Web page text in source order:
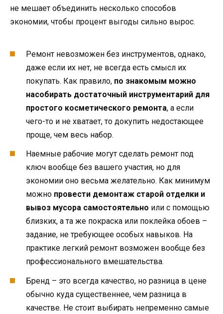
не мешает объединить несколько способов
экономии, чтобы процент выгоды сильно вырос.
Ремонт невозможен без инструментов, однако,
даже если их нет, не всегда есть смысл их
покупать. Как правило, по знакомым можно
насобирать достаточный инструментарий для
простого косметического ремонта, а если
чего-то и не хватает, то докупить недостающее
проще, чем весь набор.
Наемные рабочие могут сделать ремонт под
ключ вообще без вашего участия, но для
экономии оно весьма желательно. Как минимум
можно провести демонтаж старой отделки и
вывоз мусора самостоятельно или с помощью
близких, а та же покраска или поклейка обоев –
задание, не требующее особых навыков. На
практике легкий ремонт возможен вообще без
профессионального вмешательства.
Бренд – это всегда качество, но разница в цене
обычно куда существеннее, чем разница в
качестве. Не стоит выбирать непременно самые